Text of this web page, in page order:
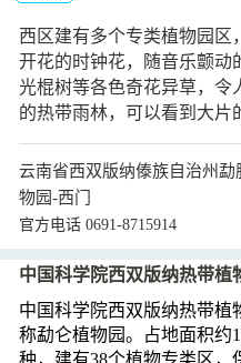
西区建有多个专类植物园区
开花的时钟花，随音乐颤动
光棍树等各色奇花异草，令
的热带雨林，可以看到大片
云南省西双版纳傣族自治州
物园-西门
官方电话 0691-8715914
中国科学院西双版纳热带植
中国科学院西双版纳热带植
称勐仑植物园。占地面积约
种，建有38个植物专类区，